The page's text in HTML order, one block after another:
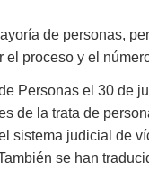
de personas,
proceso y el
Personas el 30 de
de la trata de
sistema judicial de
se han